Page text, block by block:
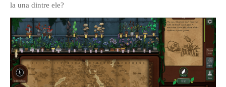
la una dintre ele?